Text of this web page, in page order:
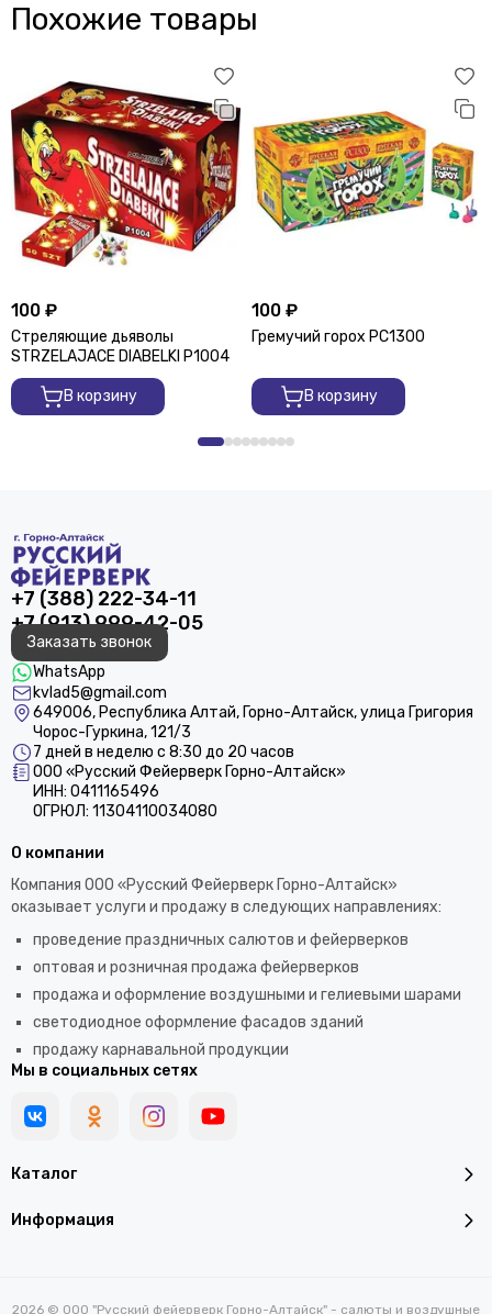
Похожие товары
100 ₽
Стреляющие дьяволы
STRZELAJACE DIABELKI P1004
В корзину
100 ₽
Гремучий горох РС1300
В корзину
+7 (388) 222-34-11
+7 (913) 999-42-05
Заказать звонок
WhatsApp
kvlad5@gmail.com
649006, Республика Алтай, Горно-Алтайск, улица Григория
Чорос-Гуркина, 121/3
7 дней в неделю с 8:30 до 20 часов
ООО «Русский Фейерверк Горно-Алтайск»
ИНН: 0411165496
ОГРЮЛ: 11304110034080
Каталог
Информация
О компании
Компания ООО «Русский Фейерверк Горно-Алтайск»
оказывает услуги и продажу в следующих направлениях:
проведение праздничных салютов и фейерверков
оптовая и розничная продажа фейерверков
продажа и оформление воздушными и гелиевыми шарами
светодиодное оформление фасадов зданий
продажу карнавальной продукции
Мы в социальных сетях
2026 © ООО "Русский фейерверк Горно-Алтайск" - салюты и воздушные